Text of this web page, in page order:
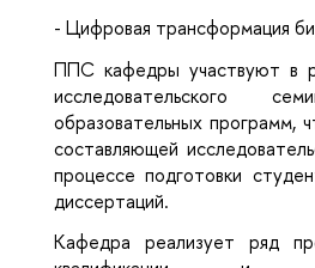
- Цифровая трансформация
ППС кафедры участвуют в
исследовательского
образовательных программ,
составляющей
процессе подготовки
диссертаций.
Кафедра реализует ряд